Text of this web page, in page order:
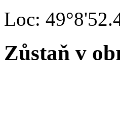
Loc:
Zůstaň v